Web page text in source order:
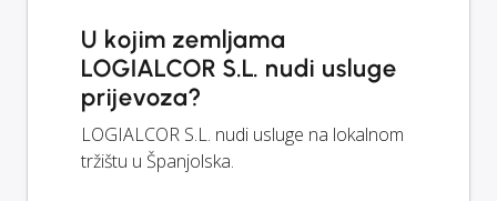
U kojim zemljama
LOGIALCOR S.L. nudi usluge
prijevoza?
LOGIALCOR S.L. nudi usluge na lokalnom
tržištu u Španjolska.